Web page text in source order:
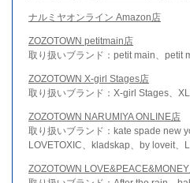
ナルミヤオンライン Amazon店
ZOZOTOWN petitmain店
取り扱いブランド：petit main、petit
ZOZOTOWN X-girl Stages店
取り扱いブランド：X-girl Stages、
ZOZOTOWN NARUMIYA ONLINE店
取り扱いブランド：kate spade new
LOVETOXIC、kladskap、by loveit、
ZOZOTOWN